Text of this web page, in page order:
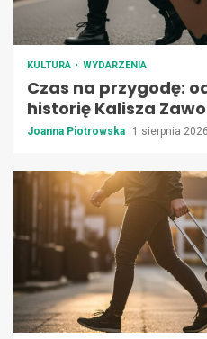
KULTURA WYDARZENIA
Czas na przygodę:
historię Kalisza
Joanna Piotrowska 1 sierpnia 2026